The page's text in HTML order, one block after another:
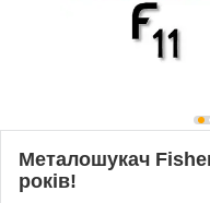
Металошукач
років!